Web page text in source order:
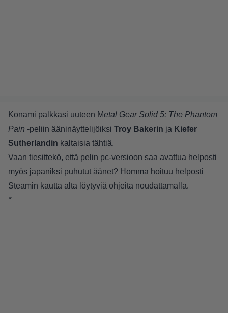
Konami palkkasi uuteen Metal Gear Solid 5: The Phantom
Pain -peliin ääninäyttelijöiksi Troy Bakerin ja Kiefer
Sutherlandin kaltaisia tähtiä.
Vaan tiesittekö, että pelin pc-versioon saa avattua helposti
myös japaniksi puhutut äänet? Homma hoituu helposti
Steamin kautta alta löytyviä ohjeita noudattamalla.
*